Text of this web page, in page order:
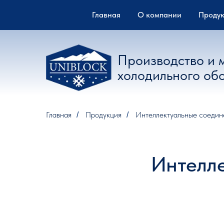
Производство и
холодильного
Главная О компании
Главная / Продукция / Интеллектуальные